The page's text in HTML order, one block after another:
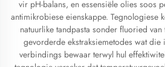
vir pH-balans, en essensiële olies soos
antimikrobiese eienskappe. Tegnologiese
natuurlike tandpasta sonder fluoried
gevorderde ekstraksiemetodes wat die
verbindings bewaar terwyl hul